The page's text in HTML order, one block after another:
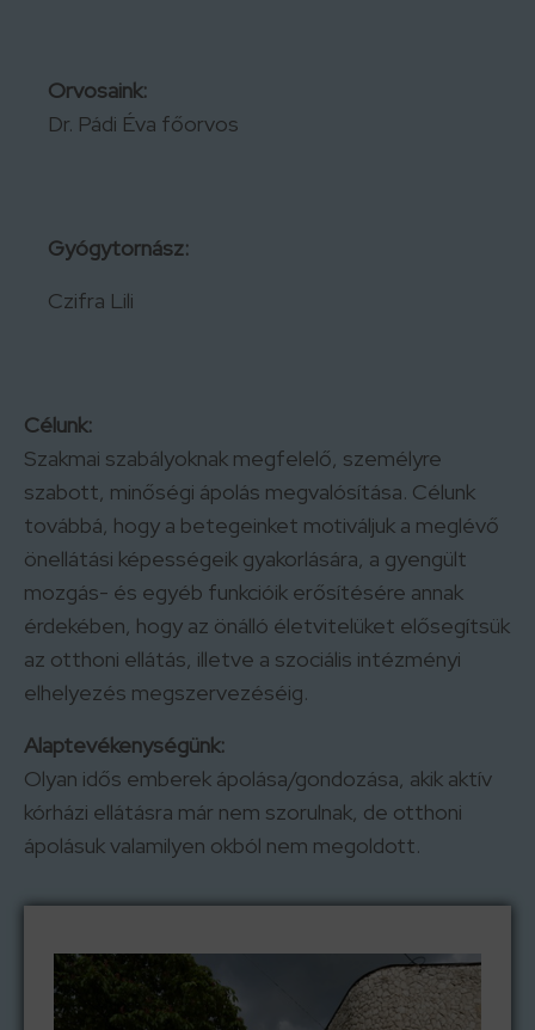
Orvosaink:
Dr. Pádi Éva főorvos
Gyógytornász:
Czifra Lili
Célunk:
Szakmai szabályoknak megfelelő, személyre
szabott, minőségi ápolás megvalósítása. Célunk
továbbá, hogy a betegeinket motiváljuk a meglévő
önellátási képességeik gyakorlására, a gyengült
mozgás- és egyéb funkcióik erősítésére annak
érdekében, hogy az önálló életvitelüket elősegítsük
az otthoni ellátás, illetve a szociális intézményi
elhelyezés megszervezéséig.
Alaptevékenységünk:
Olyan idős emberek ápolása/gondozása, akik aktív
kórházi ellátásra már nem szorulnak, de otthoni
ápolásuk valamilyen okból nem megoldott.